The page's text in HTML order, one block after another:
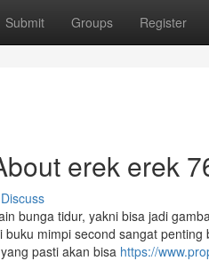
Submit Groups Register
erek erek
Discuss
bunga tidur, yakni bisa jadi
mimpi second sangat
pasti akan bisa https://